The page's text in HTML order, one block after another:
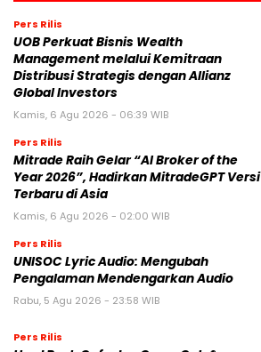
Pers Rilis
UOB Perkuat Bisnis Wealth
Management melalui Kemitraan
Distribusi Strategis dengan Allianz
Global Investors
Kamis, 6 Agu 2026 - 06:39 WIB
Pers Rilis
Mitrade Raih Gelar “AI Broker of the
Year 2026”, Hadirkan MitradeGPT Versi
Terbaru di Asia
Kamis, 6 Agu 2026 - 02:00 WIB
Pers Rilis
UNISOC Lyric Audio: Mengubah
Pengalaman Mendengarkan Audio
Rabu, 5 Agu 2026 - 23:58 WIB
Pers Rilis